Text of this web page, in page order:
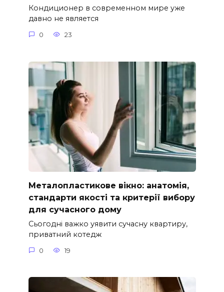
Кондиционер в современном мире уже
давно не является
0 23
Металопластикове вікно: анатомія,
стандарти якості та критерії вибору
для сучасного дому
Сьогодні важко уявити сучасну квартиру,
приватний котедж
0 19